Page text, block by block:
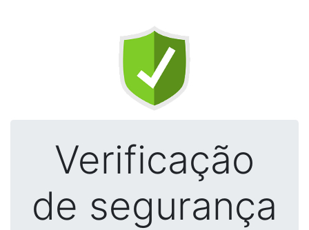
Verificação
de segurança